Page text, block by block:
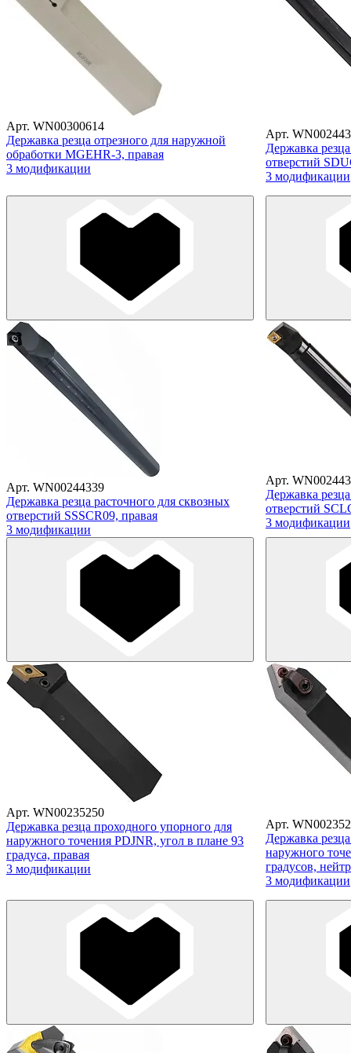
Арт. WN00300614
Державка резца отрезного для наружной
обработки MGEHR-3, правая
3 модификации
Арт.
Державка
отверстий
3 модификации
Арт. WN00244339
Державка резца расточного для сквозных
отверстий SSSCR09, правая
3 модификации
Арт.
Державка
отверстий
3 модификации
Арт. WN00235250
Державка резца проходного упорного для
наружного точения PDJNR, угол в плане 93
градуса, правая
3 модификации
Арт.
Державка
наружного
градусов,
3 модификации